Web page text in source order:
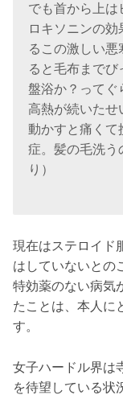
でも首から上は
ロキソニンの
るこの激しい
ると毛布まで
盤浴か？ってぐ
高熱が続いたせ
動かすと痛くて
症。髪の毛洗
り）
現在はステロイド
はしていないとの
特効薬のない病気
たことは、本人に
す。
女子ハードル界は
を待望している状